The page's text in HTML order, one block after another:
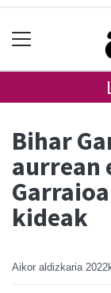
Bihar
aurrean
kideak
Aikor aldizkaria